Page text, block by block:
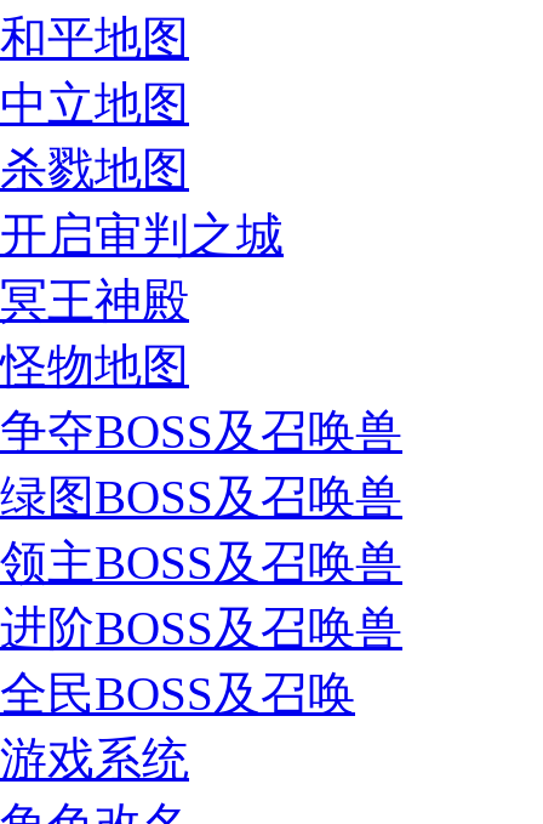
和平地图
中立地图
杀戮地图
开启审判之城
冥王神殿
怪物地图
争夺BOSS及召唤兽
绿图BOSS及召唤兽
领主BOSS及召唤兽
进阶BOSS及召唤兽
全民BOSS及召唤
游戏系统